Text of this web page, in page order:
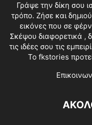
Γράψε την δίκη σου
τρόπο. Ζήσε και
εικόνες που σε
Σκέψου διαφορετικά ,
τις ιδέες σου τις
Το fkstories